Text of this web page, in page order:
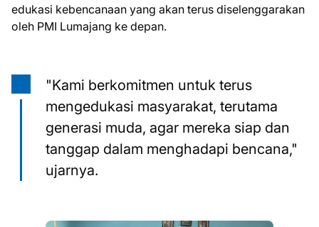
edukasi kebencanaan yang akan terus diselenggarakan
oleh PMI Lumajang ke depan.
"Kami berkomitmen untuk terus
mengedukasi masyarakat, terutama
generasi muda, agar mereka siap dan
tanggap dalam menghadapi bencana,"
ujarnya.